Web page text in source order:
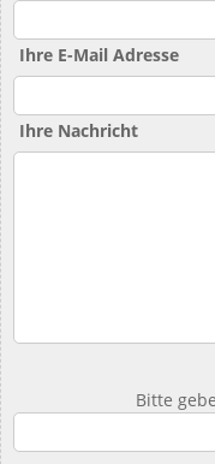
Ihre E-Mail Adresse
Ihre Nachricht
Bitte